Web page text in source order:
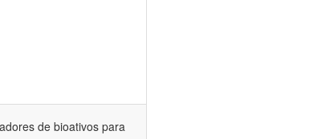
de bioativos para